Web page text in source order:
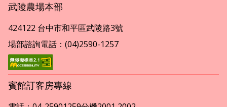
武陵農場本部
424122 台中市和平區武陵路3號
場部諮詢電話：(04)2590-1257
賓館訂客房專線